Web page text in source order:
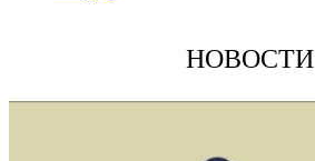
НОВОСТИ